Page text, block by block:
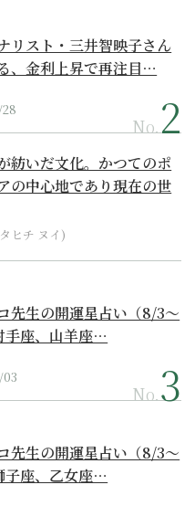
リスト・三井智映子さん
、金利上昇で再注目…
No.
紡いだ文化。かつてのポ
の中心地であり現在の世
ヒチ ヌイ)
先生の開運星占い（8/3～
手座、山羊座…
No.
先生の開運星占い（8/3～
子座、乙女座…